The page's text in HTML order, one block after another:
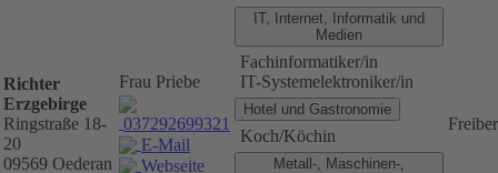
Richter
Erzgebirge
Ringstraße 18-
20
09569 Oederan
Frau Priebe
037292699321
E-Mail
Webseite
IT, Internet, Informatik und
Medien
Fachinformatiker/in
IT-Systemelektroniker/in
Hotel und Gastronomie
Koch/Köchin
Metall-, Maschinen-,